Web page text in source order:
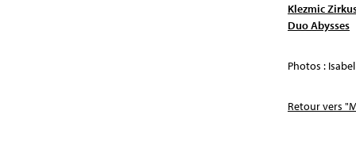
Klezmic
Duo Abysses
Photos :
Retour vers